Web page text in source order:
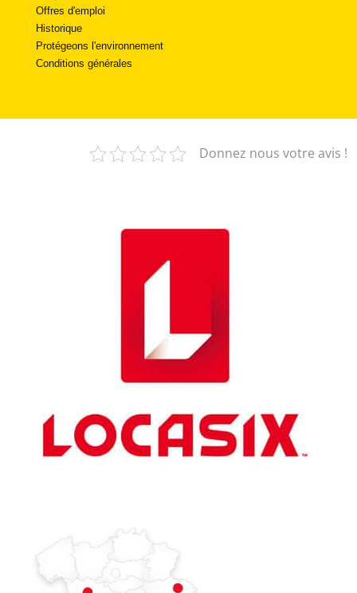
Offres d'emploi
Historique
Protégeons l'environnement
Conditions générales
Donnez nous votre avis !